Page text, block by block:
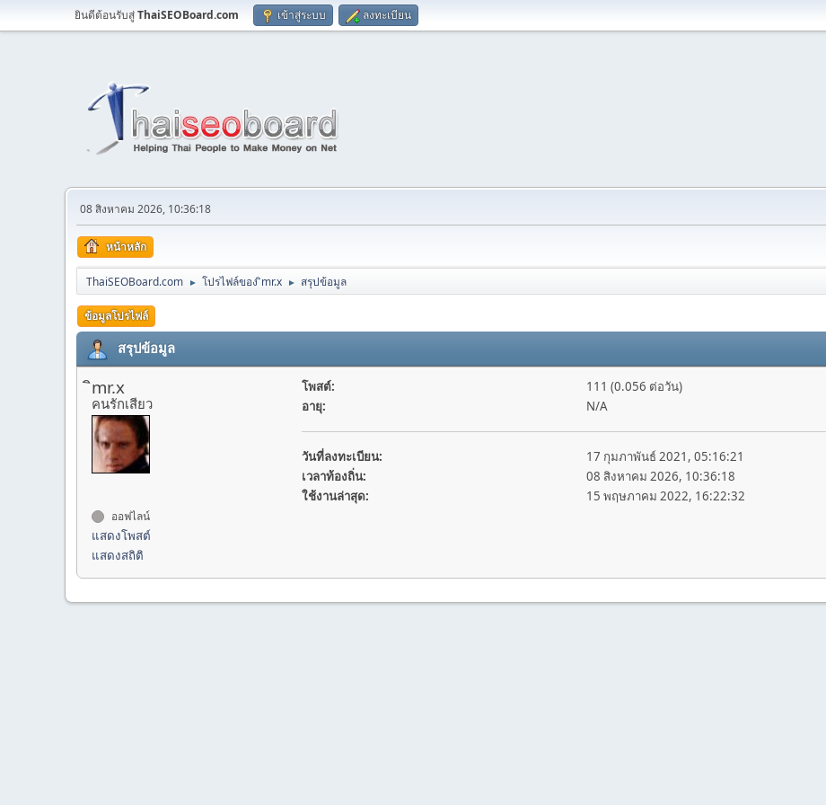
ยินดีต้อนรับสู่ThaiSEOBoard.com เข้าสู่ระบบ ลงทะเบียน
08 สิงหาคม 2026, 10:36:18
หน้าหลัก
ThaiSEOBoard.com ► โปรไฟล์ของ ิmr.x ► สรุปข้อมูล
ข้อมูลโปรไฟล์
สรุปข้อมูล
ิmr.x
คนรักเสียว
ออฟไลน์
แสดงโพสต์
แสดงสถิติ
โพสต์:
111 (0.056 ต่อวัน)
อายุ:
N/A
วันที่ลงทะเบียน:
17 กุมภาพันธ์ 2021, 05:16:21
เวลาท้องถิ่น:
08 สิงหาคม 2026, 10:36:18
ใช้งานล่าสุด:
15 พฤษภาคม 2022, 16:22:32